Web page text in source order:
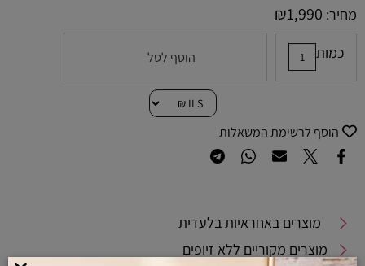
מחיר: ₪1,990
כמות הוסף לסל
הוסף לרשימת המשאלות
מוצרים באחראיות בלעדית
מוצרים מקוריים ללא זיופים